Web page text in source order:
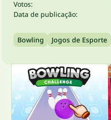
Votos:
Data de publicação:
Bowling Jogos de Esporte